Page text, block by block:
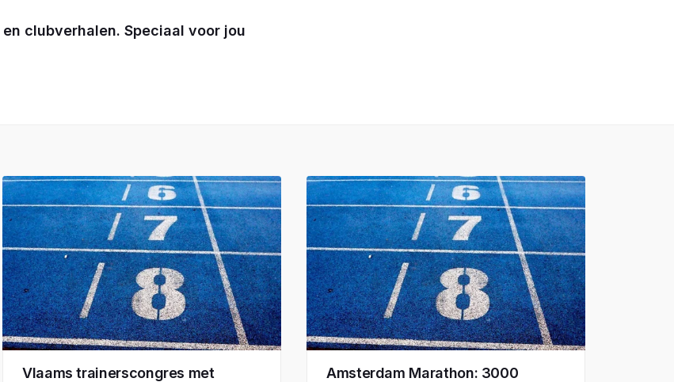
clubverhalen. Speciaal voor jou
Vlaams trainerscongres met
Amsterdam Marathon: 3000